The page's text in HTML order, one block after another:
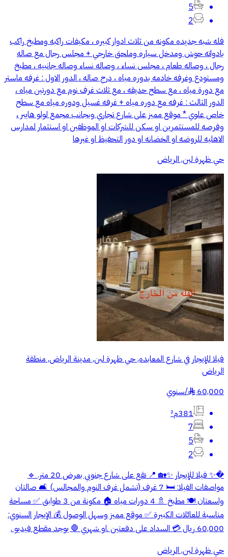
5
2
فله شبه جديده مكونه من ثلاث ادوار كبيره ، مكيفات راكبه ومطبخ راكب
بادواته حوش ومدخل سياره وملحق خارجي + مجلس رجال مع صاله
رجال ، وصاله طعام ، مجلس نساء ، وصاله نساء وصاله جانبيه ، مطبخ
ومستودع وغرفه خادمه بدوره مياه ، درج صاله ، الدور الاول : غرفه ماستر
مع دورة مياه ، مع سطح حديقه ، مع ثلاث غرف نوم مع دورتين مياه ،
الدور الثالث : غرفه مع دوره مياه + غرفه غسيل ودوره مياه مع سطح
خاص علوي * موقع مميز على شارع تجاري وبجانب مجمع لولو هايبر ،
وفرصه للمستثمرين او سكن للشركات او الموظفين او استثمار لمدارس
الاهليه للروضه او الخضانه او دور التحفيظ او غيرها
حي ظهرة لبن, الرياض
فيلا للإيجار في شارع المعابده, حي ظهرة لبن, مدينة الرياض, منطقة
الرياض
60,000
§
/سنوي
381م²
7
5
2
�✨ فيلا للإيجار ✨🏡 📍 تقع على شارع جنوبي بعرض 20 متر. 🔹
مواصفات الفيلا: 🛏️ 7 غرف (تشمل غرف النوم والمجالس) 🛋️ صالتان
واسعتان 🍽️ مطبخ 🚿 4 دورات مياه 🏠 مكونة من 3 طوابق ✅ مساحة
مناسبة للعائلات الكبيرة ✅ موقع مميز وسهل الوصول 💰 الإيجار السنوي:
60,000 ريال 💳 السداد على دفعتين .او شهري 🛑 يوجد مقطع فيديو .
حي ظهرة لبن, الرياض